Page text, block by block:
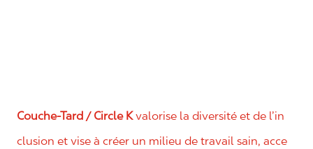
Couche-Tard / Circle Kvalorise la diversité et de l’in
clusion et vise à créer un milieu de travail sain, acce